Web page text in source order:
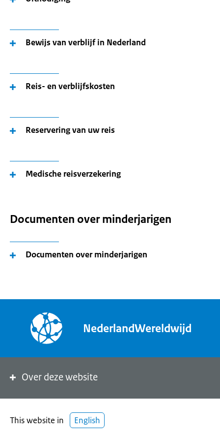
Bewijs van verblijf in Nederland
Reis- en verblijfskosten
Reservering van uw reis
Medische reisverzekering
Documenten over minderjarigen
Documenten over minderjarigen
NederlandWereldwijd
Over deze website
This website in English